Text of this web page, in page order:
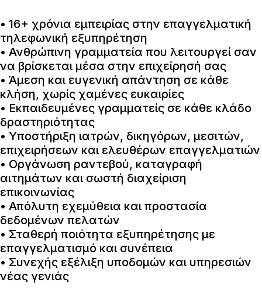
• 16+ χρόνια εμπειρίας στην επαγγελματική
τηλεφωνική εξυπηρέτηση
• Ανθρώπινη γραμματεία που λειτουργεί σαν
να βρίσκεται μέσα στην επιχείρησή σας
• Άμεση και ευγενική απάντηση σε κάθε
κλήση, χωρίς χαμένες ευκαιρίες
• Εκπαιδευμένες γραμματείς σε κάθε κλάδο
δραστηριότητας
• Υποστήριξη ιατρών, δικηγόρων, μεσιτών,
επιχειρήσεων και ελευθέρων επαγγελματιών
• Οργάνωση ραντεβού, καταγραφή
αιτημάτων και σωστή διαχείριση
επικοινωνίας
• Απόλυτη εχεμύθεια και προστασία
δεδομένων πελατών
• Σταθερή ποιότητα εξυπηρέτησης με
επαγγελματισμό και συνέπεια
• Συνεχής εξέλιξη υποδομών και υπηρεσιών
νέας γενιάς